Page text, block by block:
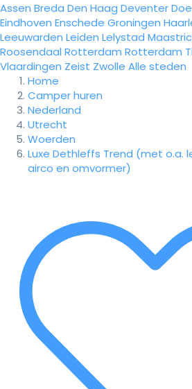
Assen Breda Den Haag Deventer
Eindhoven Enschede Groningen
Leeuwarden Leiden Lelystad
Roosendaal Rotterdam Rotterdam
Vlaardingen Zeist Zwolle Alle steden
Home
Camper huren
Nederland
Utrecht
Woerden
Luxe Dethleffs Trend (met o.a.
airco en omvormer)